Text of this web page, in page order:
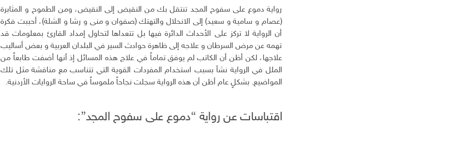
رواية دموع على سفوح المجد تنتقل بك من النقيض إلى النقيض، ومن الطموح و المثابرة
(عصام و سامية و سعيد) إلى الانحلال والتهتك (صفوان و منى و رشا و الشلة)، أحببت فكرة
أن الرواية لا تركز على الأحداث الدائرة فيها بل تتعداها لتحاول إمداد القارئ بمعلومات قد
تهمه عن مرض السرطان و علاجه إلى ظاهرة حوادث السير في البلدان العربية و بعض أساليب
علاجها، لكن أظن أن الكاتب لم يوفق تماماً في علاج هذه المسائل إذ أنها أضفت طابعاً من
الملل في الرواية نشأ بسبب استخدام المفردات القوية التي تتناسب مع مناقشة مثل تلك
المواضيع. بشكلٍ عام أظن أن هذه الرواية سجلت نجاحاً ملموساً في ساحة الروايات الأردنية.
اقتباسات عن رواية “دموع على سفوح المجد”: